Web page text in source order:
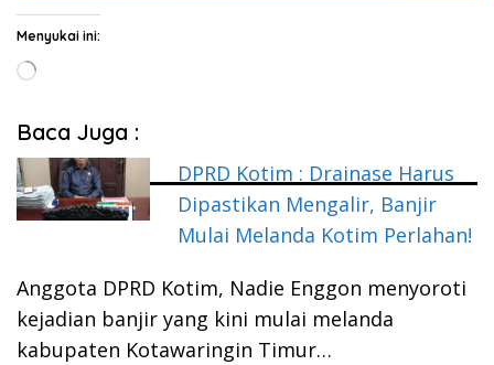
Menyukai ini:
Memuat...
Baca Juga :
DPRD Kotim : Drainase Harus
Dipastikan Mengalir, Banjir
Mulai Melanda Kotim Perlahan!
Anggota DPRD Kotim, Nadie Enggon menyoroti
kejadian banjir yang kini mulai melanda
kabupaten Kotawaringin Timur…